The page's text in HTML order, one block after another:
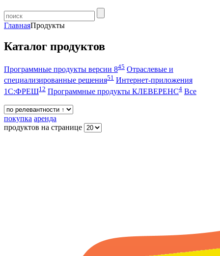
ГлавнаяПродукты
Каталог продуктов
Программные продукты версии 845 Отраслевые и
специализированные решения51 Интернет-приложения
1С:ФРЕШ12 Программные продукты КЛЕВЕРЕНС4 Все
покупка аренда
продуктов на странице